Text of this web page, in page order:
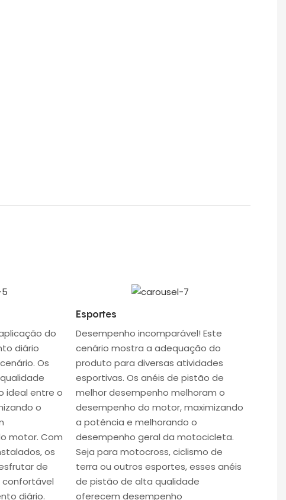
do
diário
Os
ideal entre o
o
motor. Com
os
de
confortável
diário.
Esportes
Desempenho incomparável! Este
cenário mostra a adequação do
produto para diversas atividades
esportivas. Os anéis de pistão de
melhor desempenho melhoram o
desempenho do motor, maximizando
a potência e melhorando o
desempenho geral da motocicleta.
Seja para motocross, ciclismo de
terra ou outros esportes, esses anéis
de pistão de alta qualidade
oferecem desempenho